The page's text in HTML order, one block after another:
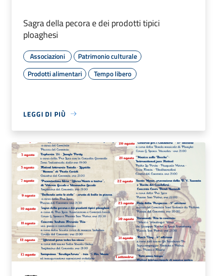
Sagra della pecora e dei prodotti tipici
ploaghesi
Associazioni
Patrimonio culturale
Prodotti alimentari
Tempo libero
LEGGI DI PIÙ